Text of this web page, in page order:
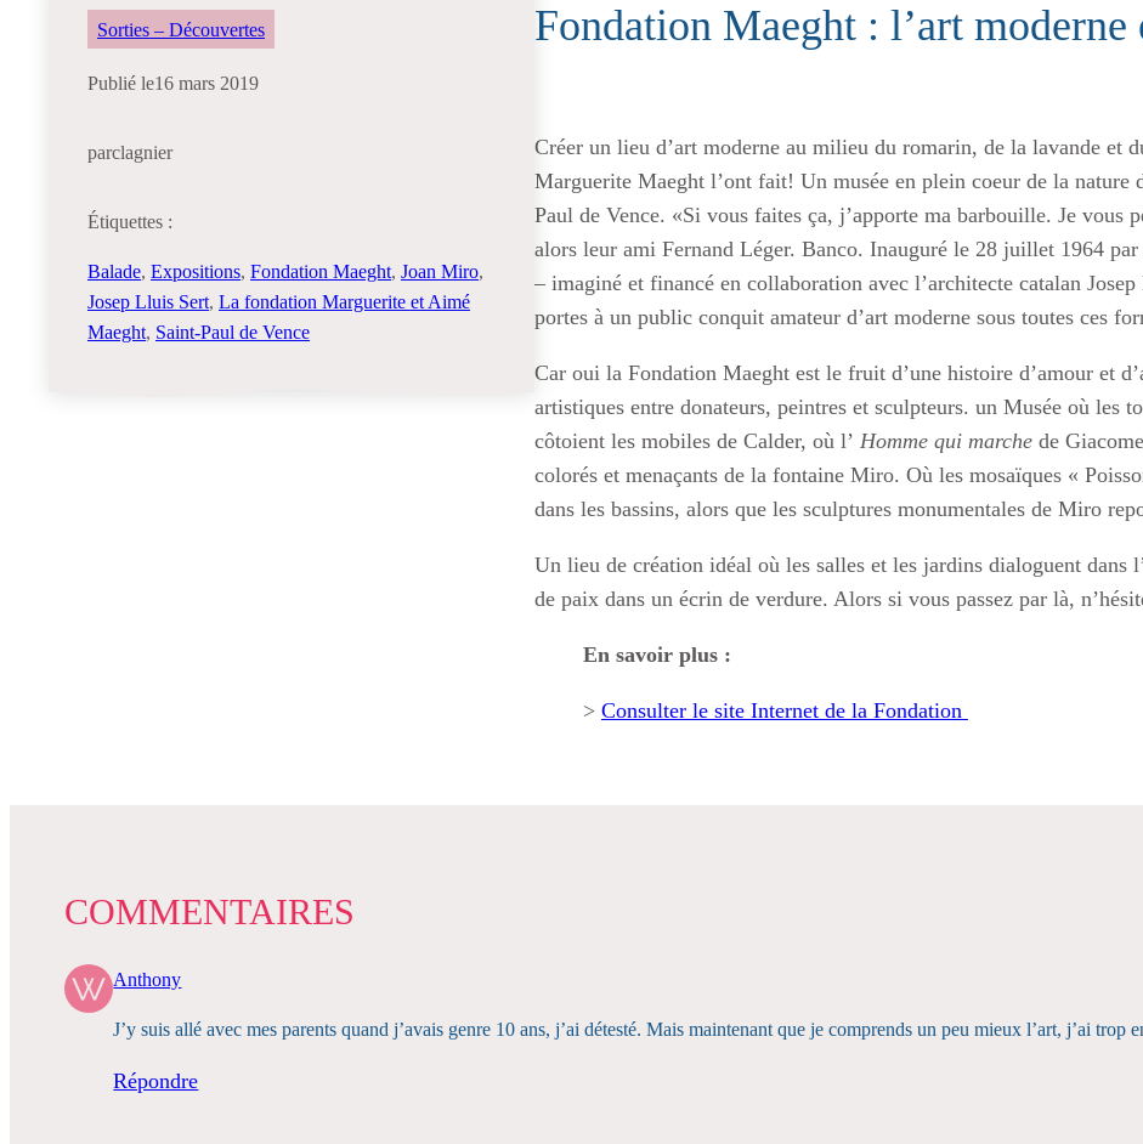
Sorties – Découvertes
Publié le16 mars 2019
parclagnier
Étiquettes :
Balade, Expositions, Fondation Maeght, Joan Miro
Josep Lluis Sert, La fondation Marguerite et Aimé
Maeght, Saint-Paul de Vence
Fondation Maeght : l’art
Créer un lieu d’art moderne au milieu du romarin, de la lavande et
Marguerite Maeght l’ont fait! Un musée en plein coeur de la nature
Paul de Vence. «Si vous faites ça, j’apporte ma barbouille. Je vous
alors leur ami Fernand Léger. Banco. Inauguré le 28 juillet 1964
– imaginé et financé en collaboration avec l’architecte catalan
portes à un public conquit amateur d’art moderne sous toutes ces
Car oui la Fondation Maeght est le fruit d’une histoire d’amour et
artistiques entre donateurs, peintres et sculpteurs. un Musée où les
côtoient les mobiles de Calder, où l’ Homme qui marche de
colorés et menaçants de la fontaine Miro. Où les mosaïques «
dans les bassins, alors que les sculptures monumentales de Miro
Un lieu de création idéal où les salles et les jardins dialoguent dans
de paix dans un écrin de verdure. Alors si vous passez par là,
En savoir plus :
> Consulter le site Internet de la Fondation
COMMENTAIRES
Anthony
J’y suis allé avec mes parents quand j’avais genre 10 ans, j’ai détesté. Mais maintenant que je comprends un peu mieux l’art, j’ai trop
Répondre